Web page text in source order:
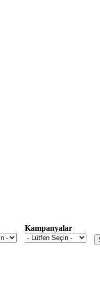
Kampanyalar